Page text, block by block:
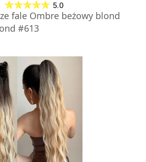
5.0
fale Ombre beżowy blond
#613
DO KOSZYKA